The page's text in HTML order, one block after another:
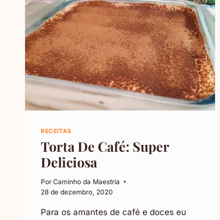
RECEITAS
Torta De Café: Super
Deliciosa
PorCaminho da Maestria
28 de dezembro, 2020
Para os amantes de café e doces eu